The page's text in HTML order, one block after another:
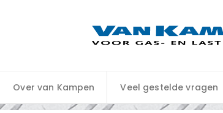
Over van Kampen Veel gestelde vragen